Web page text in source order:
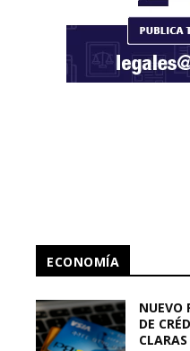
ECONOMÍA
NUEVO
DE